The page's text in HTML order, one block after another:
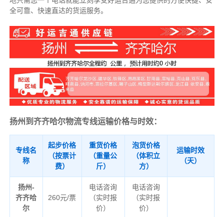
全可靠、快速直达的货运服务。
扬州到齐齐哈尔物流专线运输价格与时效：
专线名
称
起步价格
（按票计
费）
重货价格
（重量公
斤）
泡货价格
（体积立
方）
运输时效
（天）
扬州-
齐齐哈
尔
260元/票
电话咨询
（实时报
价）
电话咨询
（实时报
价）